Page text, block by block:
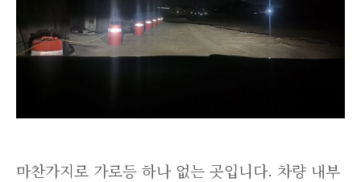
마찬가지로 가로등 하나 없는 곳입니다. 차량 내부